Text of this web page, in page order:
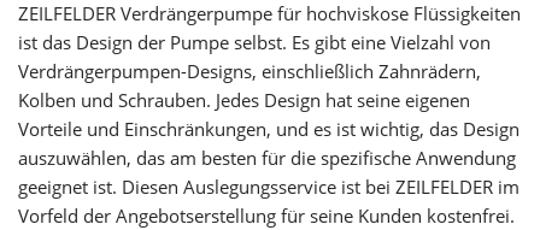
ZEILFELDER Verdrängerpumpe für hochviskose Flüssigkeiten
ist das Design der Pumpe selbst. Es gibt eine Vielzahl von
Verdrängerpumpen-Designs, einschließlich Zahnrädern,
Kolben und Schrauben. Jedes Design hat seine eigenen
Vorteile und Einschränkungen, und es ist wichtig, das Design
auszuwählen, das am besten für die spezifische Anwendung
geeignet ist. Diesen Auslegungsservice ist bei ZEILFELDER im
Vorfeld der Angebotserstellung für seine Kunden kostenfrei.